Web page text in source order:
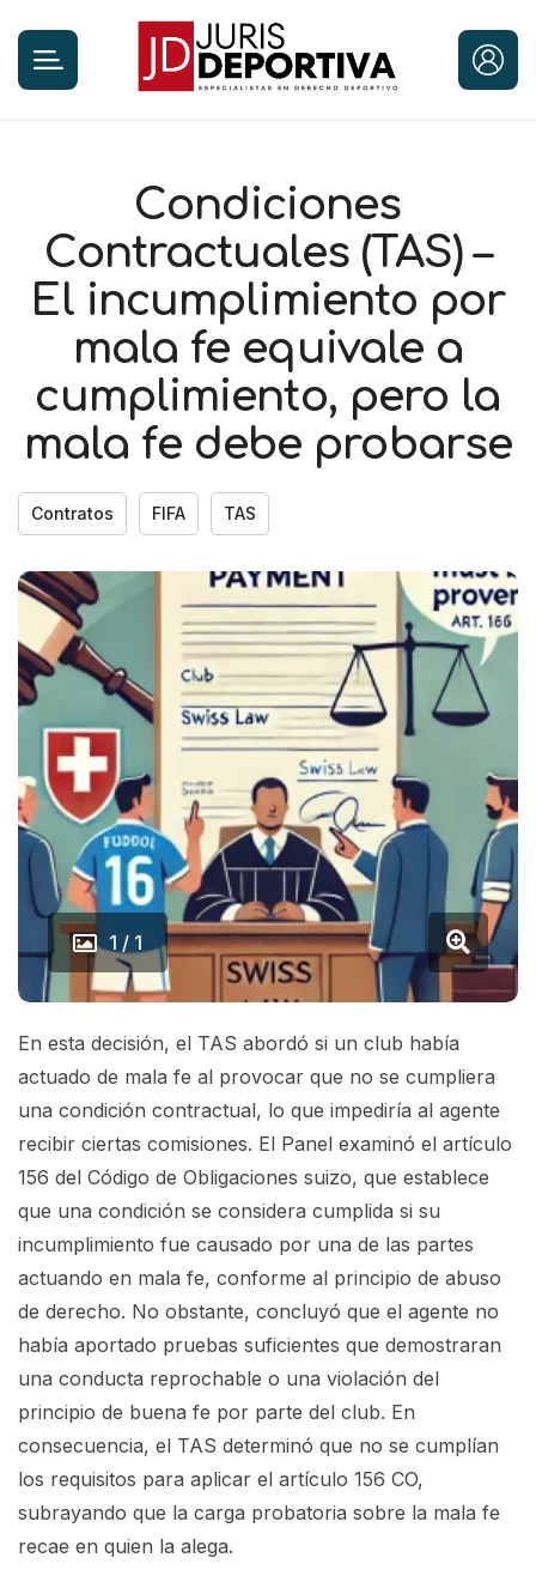
Condiciones
Contractuales (TAS) –
El incumplimiento por
mala fe equivale a
cumplimiento, pero la
mala fe debe probarse
Contratos FIFA TAS
1 / 1
En esta decisión, el TAS abordó si un club había
actuado de mala fe al provocar que no se cumpliera
una condición contractual, lo que impediría al agente
recibir ciertas comisiones. El Panel examinó el artículo
156 del Código de Obligaciones suizo, que establece
que una condición se considera cumplida si su
incumplimiento fue causado por una de las partes
actuando en mala fe, conforme al principio de abuso
de derecho. No obstante, concluyó que el agente no
había aportado pruebas suficientes que demostraran
una conducta reprochable o una violación del
principio de buena fe por parte del club. En
consecuencia, el TAS determinó que no se cumplían
los requisitos para aplicar el artículo 156 CO,
subrayando que la carga probatoria sobre la mala fe
recae en quien la alega.